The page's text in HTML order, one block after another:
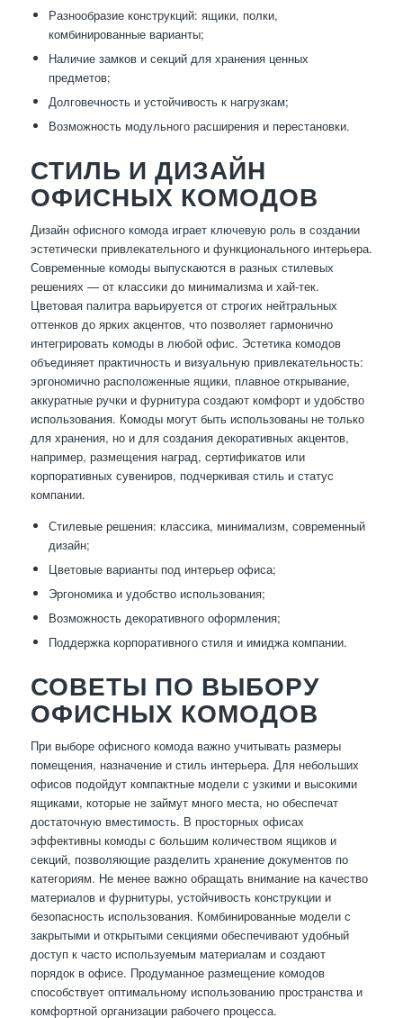
Разнообразие конструкций: ящики, полки,
комбинированные варианты;
Наличие замков и секций для хранения ценных
предметов;
Долговечность и устойчивость к нагрузкам;
Возможность модульного расширения и перестановки.
СТИЛЬ И ДИЗАЙН
ОФИСНЫХ КОМОДОВ
Дизайн офисного комода играет ключевую роль в создании
эстетически привлекательного и функционального интерьера.
Современные комоды выпускаются в разных стилевых
решениях — от классики до минимализма и хай-тек.
Цветовая палитра варьируется от строгих нейтральных
оттенков до ярких акцентов, что позволяет гармонично
интегрировать комоды в любой офис. Эстетика комодов
объединяет практичность и визуальную привлекательность:
эргономично расположенные ящики, плавное открывание,
аккуратные ручки и фурнитура создают комфорт и удобство
использования. Комоды могут быть использованы не только
для хранения, но и для создания декоративных акцентов,
например, размещения наград, сертификатов или
корпоративных сувениров, подчеркивая стиль и статус
компании.
Стилевые решения: классика, минимализм, современный
дизайн;
Цветовые варианты под интерьер офиса;
Эргономика и удобство использования;
Возможность декоративного оформления;
Поддержка корпоративного стиля и имиджа компании.
СОВЕТЫ ПО ВЫБОРУ
ОФИСНЫХ КОМОДОВ
При выборе офисного комода важно учитывать размеры
помещения, назначение и стиль интерьера. Для небольших
офисов подойдут компактные модели с узкими и высокими
ящиками, которые не займут много места, но обеспечат
достаточную вместимость. В просторных офисах
эффективны комоды с большим количеством ящиков и
секций, позволяющие разделить хранение документов по
категориям. Не менее важно обращать внимание на качество
материалов и фурнитуры, устойчивость конструкции и
безопасность использования. Комбинированные модели с
закрытыми и открытыми секциями обеспечивают удобный
доступ к часто используемым материалам и создают
порядок в офисе. Продуманное размещение комодов
способствует оптимальному использованию пространства и
комфортной организации рабочего процесса.